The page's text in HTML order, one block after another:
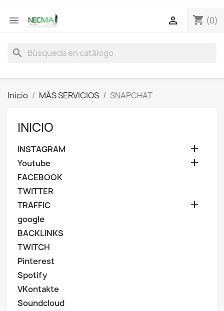
 shopping_cart (0)

search
Inicio MÁS SERVICIOS SNAPCHAT
INICIO
INSTAGRAM 
Youtube 
FACEBOOK
TWITTER
TRAFFIC

google
BACKLINKS
TWITCH
Pinterest
Spotify
VKontakte
Soundcloud